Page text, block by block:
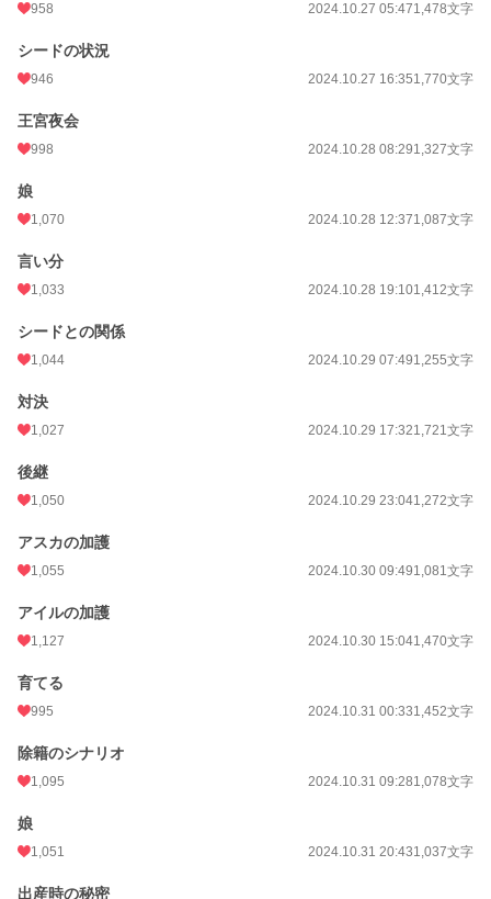
958 2024.10.27 05:471,478文字
シードの状況
946 2024.10.27 16:351,770文字
王宮夜会
998 2024.10.28 08:291,327文字
娘
1,070 2024.10.28 12:371,087文字
言い分
1,033 2024.10.28 19:101,412文字
シードとの関係
1,044 2024.10.29 07:491,255文字
対決
1,027 2024.10.29 17:321,721文字
後継
1,050 2024.10.29 23:041,272文字
アスカの加護
1,055 2024.10.30 09:491,081文字
アイルの加護
1,127 2024.10.30 15:041,470文字
育てる
995 2024.10.31 00:331,452文字
除籍のシナリオ
1,095 2024.10.31 09:281,078文字
娘
1,051 2024.10.31 20:431,037文字
出産時の秘密